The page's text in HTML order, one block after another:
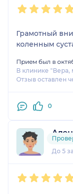
Грамотный
коленным
Прием был в
В клинике "Вера,
Отзыв оставлен
0
1
До 5